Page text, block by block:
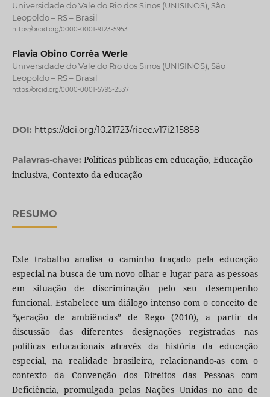
Universidade do Vale do Rio dos Sinos (UNISINOS), São
Leopoldo – RS – Brasil
https://orcid.org/0000-0001-9123-5953
Flavia Obino Corrêa Werle
Universidade do Vale do Rio dos Sinos (UNISINOS), São
Leopoldo – RS – Brasil
https://orcid.org/0000-0001-5795-2537
DOI: https://doi.org/10.21723/riaee.v17i2.15858
Palavras-chave: Políticas públicas em educação, Educação
inclusiva, Contexto da educação
RESUMO
Este trabalho analisa o caminho traçado pela educação
especial na busca de um novo olhar e lugar para as pessoas
em situação de discriminação pelo seu desempenho
funcional. Estabelece um diálogo intenso com o conceito de
“geração de ambiências” de Rego (2010), a partir da
discussão das diferentes designações registradas nas
políticas educacionais através da história da educação
especial, na realidade brasileira, relacionando-as com o
contexto da Convenção dos Direitos das Pessoas com
Deficiência, promulgada pelas Nações Unidas no ano de